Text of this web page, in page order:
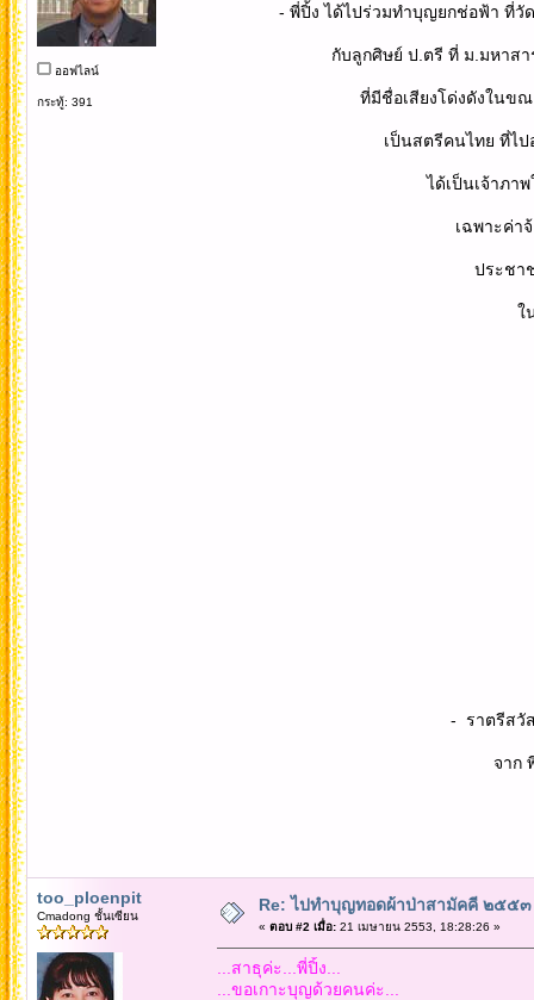
ออฟไลน์
กระทู้: 391
- พี่ปิ้ง ได้ไปร่วมทำบุญยกช่อฟ้า ที่วัดบ้
กับลูกศิษย์ ป.ตรี ที่ ม.มหาสารคาม
ที่มีชื่อเสียงโด่งดังในขณะนี้ คือ
เป็นสตรีคนไทย ที่ไปอยู่ประเท
ได้เป็นเจ้าภาพใหญ่ ทำบุญ
เฉพาะค่าจ้างเหมา วงดนตรี
ประชาชนจำนวนมาก ได้มา
ในครั้งนี้ด้ว
- ราตรีสวัสดิ์
จาก พี่ปิ้ง
too_ploenpit
Cmadong ชั้นเซียน
Re: ไปทำบุญทอดผ้าป่าสามัคคี ๒๕๕๓
« ตอบ #2 เมื่อ:21 เมษายน 2553, 18:28:26 »
...สาธุค่ะ...พี่ปิ้ง...
...ขอเกาะบุญด้วยคนค่ะ...